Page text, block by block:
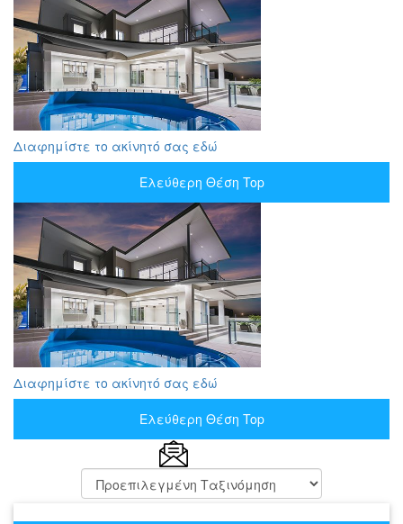
Διαφημίστε το ακίνητό σας εδώ
Ελεύθερη Θέση Top
Διαφημίστε το ακίνητό σας εδώ
Ελεύθερη Θέση Top